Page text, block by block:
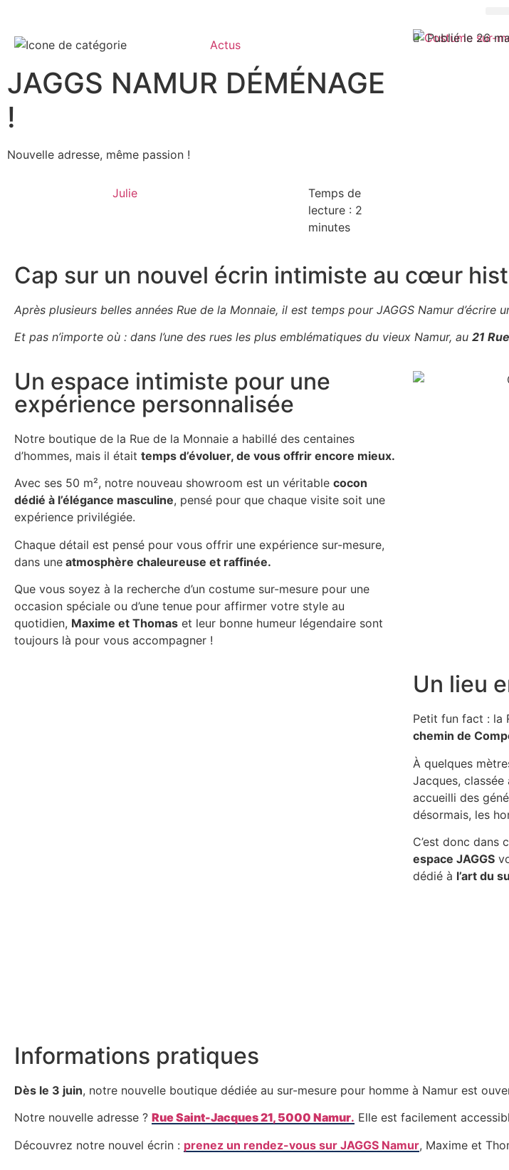
Actus
JAGGS NAMUR DÉMÉNAGE
!
Nouvelle adresse, même passion !
Julie
Temps de
lecture : 2
minutes
Publié le 26
Cap sur un nouvel écrin intimiste au cœur
Après plusieurs belles années Rue de la Monnaie, il est temps pour JAGGS Namur d’écrire
Et pas n’importe où : dans l’une des rues les plus emblématiques du vieux Namur, au 21
Un espace intimiste pour une
expérience personnalisée
Notre boutique de la Rue de la Monnaie a habillé des centaines
d’hommes, mais il était temps d’évoluer, de vous offrir encore mieux.
Avec ses 50 m², notre nouveau showroom est un véritable cocon
dédié à l’élégance masculine, pensé pour que chaque visite soit une
expérience privilégiée.
Chaque détail est pensé pour vous offrir une expérience sur-mesure,
dans une atmosphère chaleureuse et raffinée.​
Que vous soyez à la recherche d’un costume sur-mesure pour une
occasion spéciale ou d’une tenue pour affirmer votre style au
quotidien, Maxime et Thomas et leur bonne humeur légendaire sont
toujours là pour vous accompagner !
Un lieu
Petit fun fact : la
chemin de
À quelques
Jacques,
accueilli des
désormais, les
C’est donc dans
espace JAGGS
dédié à l’art du
Informations pratiques
Dès le 3 juin, notre nouvelle boutique dédiée au sur-mesure pour homme à Namur est
Notre nouvelle adresse ? Rue Saint-Jacques 21, 5000 Namur. Elle est facilement
Découvrez notre nouvel écrin : prenez un rendez-vous sur JAGGS Namur, Maxime et